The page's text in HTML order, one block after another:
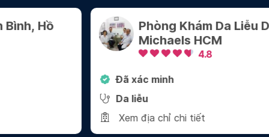
Phòng Khám Da Liễu Dr
Michaels HCM
4.8
Đã xác minh
Xem địa chỉ chi tiết